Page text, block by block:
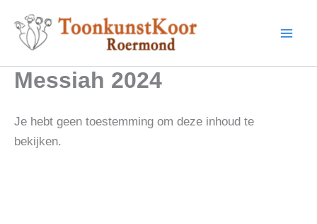
naar
inhoudMessiah 2024
Je hebt geen toestemming om deze inhoud te
bekijken.